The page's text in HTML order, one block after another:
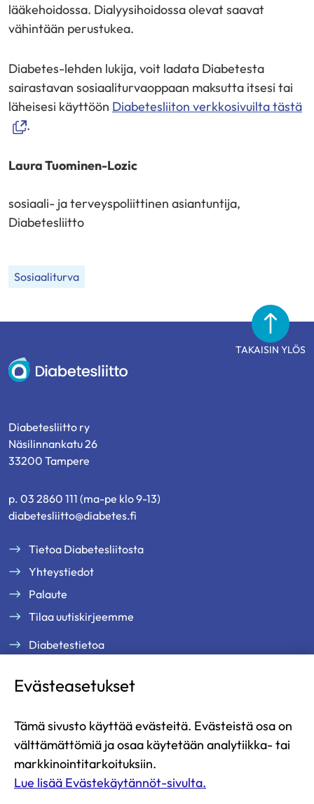
lääkehoidossa. Dialyysihoidossa olevat saavat
vähintään perustukea.
Diabetes-lehden lukija, voit ladata Diabetesta
sairastavan sosiaaliturvaoppaan maksutta itsesi tai
läheisesi käyttöön Diabetesliiton verkkosivuilta tästä
.
Laura Tuominen-Lozic
sosiaali- ja terveyspoliittinen asiantuntija,
Diabetesliitto
Sosiaaliturva
TAKAISIN YLÖS
Diabetesliitto
Diabetesliitto ry
Näsilinnankatu 26
33200 Tampere
p. 03 2860 111 (ma-pe klo 9-13)
diabetesliitto@diabetes.fi
Tietoa Diabetesliitosta
Yhteystiedot
Palaute
Tilaa uutiskirjeemme
Diabetestietoa
Jäsenille
Ajankohtaista
Yritysyhteistyö ja kumppanuus
Lahjoita
Evästeasetukset
Tämä sivusto käyttää evästeitä. Evästeistä osa on
välttämättömiä ja osaa käytetään analytiikka- tai
markkinointitarkoituksiin.
Lue lisää Evästekäytännöt-sivulta.